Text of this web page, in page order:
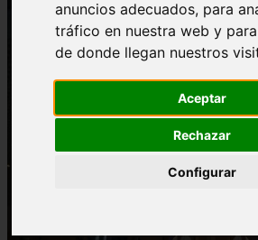
anuncios adecuados, para
tráfico en nuestra web y
de donde llegan nuestros
Aceptar
Rechazar
Configurar